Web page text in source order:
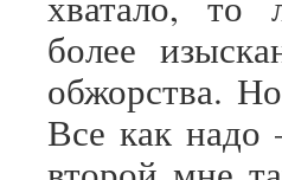
более
обжорства.
Все как надо